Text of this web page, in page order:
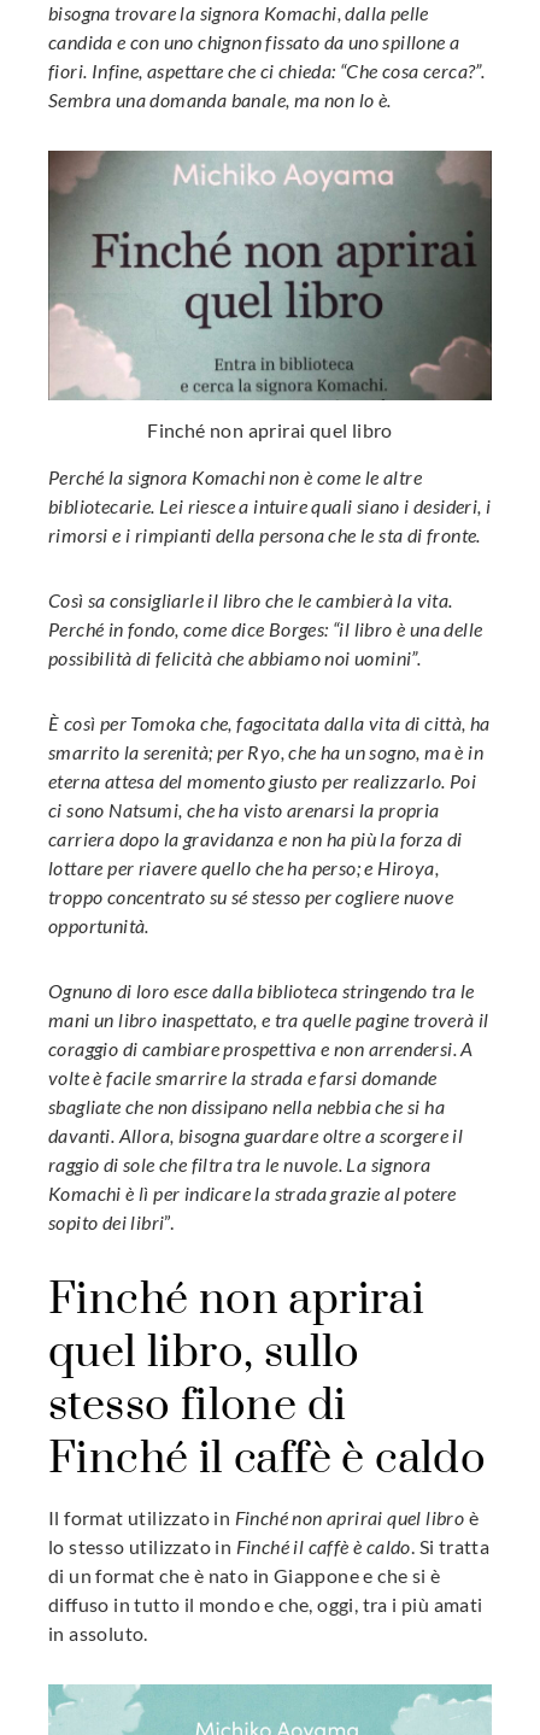
bisogna trovare la signora Komachi, dalla pelle
candida e con uno chignon fissato da uno spillone a
fiori. Infine, aspettare che ci chieda: “Che cosa cerca?”.
Sembra una domanda banale, ma non lo è.
Finché non aprirai quel libro
Perché la signora Komachi non è come le altre
bibliotecarie. Lei riesce a intuire quali siano i desideri, i
rimorsi e i rimpianti della persona che le sta di fronte.
Così sa consigliarle il libro che le cambierà la vita.
Perché in fondo, come dice Borges: “il libro è una delle
possibilità di felicità che abbiamo noi uomini”.
È così per Tomoka che, fagocitata dalla vita di città, ha
smarrito la serenità; per Ryo, che ha un sogno, ma è in
eterna attesa del momento giusto per realizzarlo. Poi
ci sono Natsumi, che ha visto arenarsi la propria
carriera dopo la gravidanza e non ha più la forza di
lottare per riavere quello che ha perso; e Hiroya,
troppo concentrato su sé stesso per cogliere nuove
opportunità.
Ognuno di loro esce dalla biblioteca stringendo tra le
mani un libro inaspettato, e tra quelle pagine troverà il
coraggio di cambiare prospettiva e non arrendersi. A
volte è facile smarrire la strada e farsi domande
sbagliate che non dissipano nella nebbia che si ha
davanti. Allora, bisogna guardare oltre a scorgere il
raggio di sole che filtra tra le nuvole. La signora
Komachi è lì per indicare la strada grazie al potere
sopito dei libri”.
Finché non aprirai
quel libro, sullo
stesso filone di
Finché il caffè è caldo
Il format utilizzato in Finché non aprirai quel libro è
lo stesso utilizzato in Finché il caffè è caldo. Si tratta
di un format che è nato in Giappone e che si è
diffuso in tutto il mondo e che, oggi, tra i più amati
in assoluto.